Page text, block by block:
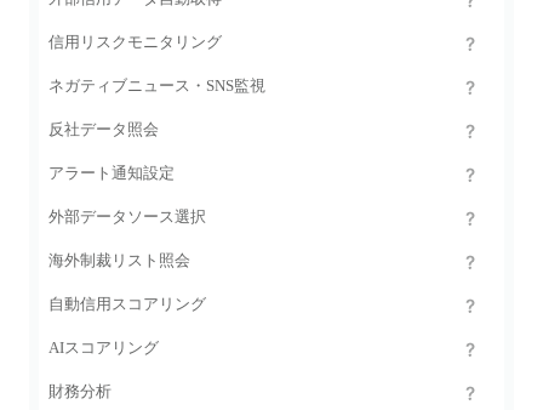
信用リスクモニタリング
ネガティブニュース・SNS監視
反社データ照会
アラート通知設定
外部データソース選択
海外制裁リスト照会
自動信用スコアリング
AIスコアリング
財務分析